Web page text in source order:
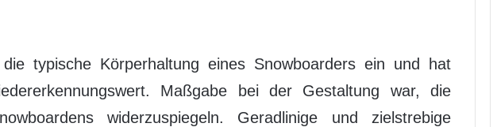
typische Körperhaltung eines Snowboarders ein und hat
Maßgabe bei der Gestaltung war, die
widerzuspiegeln. Geradlinige und zielstrebige